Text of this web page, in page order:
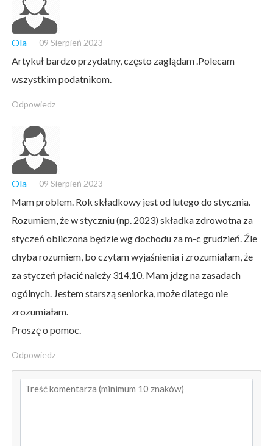
Ola 09 Sierpień 2023
Artykuł bardzo przydatny, często zaglądam .Polecam
wszystkim podatnikom.
Odpowiedz
Ola 09 Sierpień 2023
Mam problem. Rok składkowy jest od lutego do stycznia.
Rozumiem, że w styczniu (np. 2023) składka zdrowotna za
styczeń obliczona będzie wg dochodu za m-c grudzień. Źle
chyba rozumiem, bo czytam wyjaśnienia i zrozumiałam, że
za styczeń płacić należy 314,10. Mam jdzg na zasadach
ogólnych. Jestem starszą seniorka, może dlatego nie
zrozumiałam.
Proszę o pomoc.
Odpowiedz